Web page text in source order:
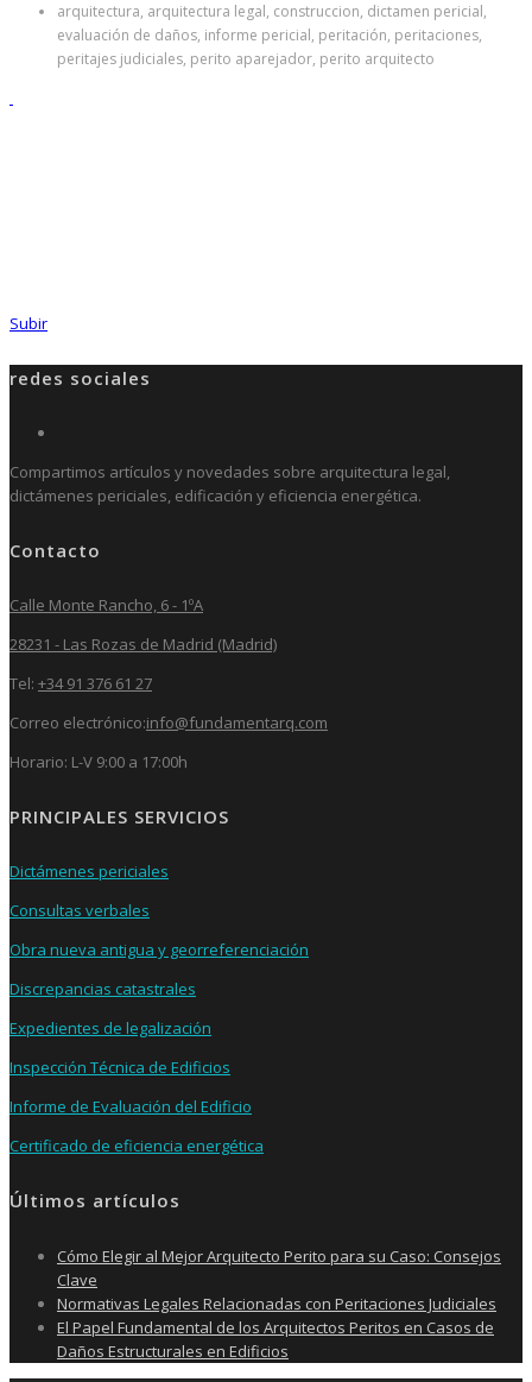
arquitectura, arquitectura legal, construccion, dictamen pericial,
evaluación de daños, informe pericial, peritación, peritaciones,
peritajes judiciales, perito aparejador, perito arquitecto
Subir
redes sociales
Compartimos artículos y novedades sobre arquitectura legal,
dictámenes periciales, edificación y eficiencia energética.
Contacto
Calle Monte Rancho, 6 - 1ºA
28231 - Las Rozas de Madrid (Madrid)
Tel: +34 91 376 61 27
Correo electrónico:info@fundamentarq.com
Horario: L-V 9:00 a 17:00h
PRINCIPALES SERVICIOS
Dictámenes periciales
Consultas verbales
Obra nueva antigua y georreferenciación
Discrepancias catastrales
Expedientes de legalización
Inspección Técnica de Edificios
Informe de Evaluación del Edificio
Certificado de eficiencia energética
Últimos artículos
Cómo Elegir al Mejor Arquitecto Perito para su Caso: Consejos
Clave
Normativas Legales Relacionadas con Peritaciones Judiciales
El Papel Fundamental de los Arquitectos Peritos en Casos de
Daños Estructurales en Edificios